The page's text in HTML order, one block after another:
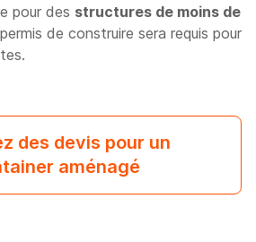
pour des structures de moins de
de construire sera requis pour
des devis pour un
aménagé